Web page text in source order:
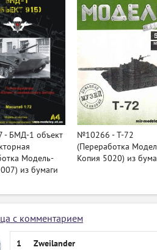
- БМД-1 объект
Модель-
из бумаги
№10266 - Т-72
(Переработка
Копия 5020) из
с комментарием
1 Zweilander